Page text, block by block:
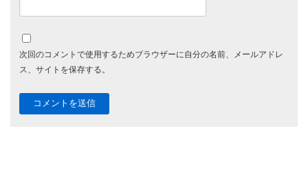
次回のコメントで使用するためブラウザーに自分の名前、メールアドレ
ス、サイトを保存する。